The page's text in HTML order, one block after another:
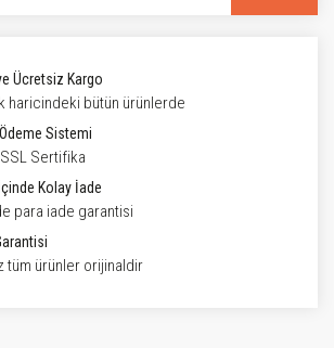
Ücretsiz Kargo
haricindeki bütün ürünlerde
Sistemi
SSL Sertifika
Kolay İade
para iade garantisi
tüm ürünler orijinaldir